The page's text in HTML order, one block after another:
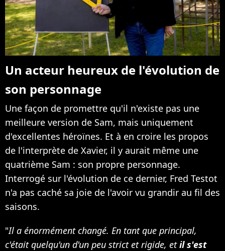
Un acteur heureux de l'évolution de
son personnage
Une façon de promettre qu'il n'existe pas une
meilleure version de Sam, mais uniquement
d'excellentes héroïnes. Et à en croire les propos
de l'interprète de Xavier, il y aurait même une
quatrième Sam : son propre personnage.
Interrogé sur l'évolution de ce dernier, Fred Testot
n'a pas caché sa joie de l'avoir vu grandir au fil des
saisons.
"Il a énormément changé. En tant que principal,
c'était quelqu'un d'un peu strict et rigide, etil s'est